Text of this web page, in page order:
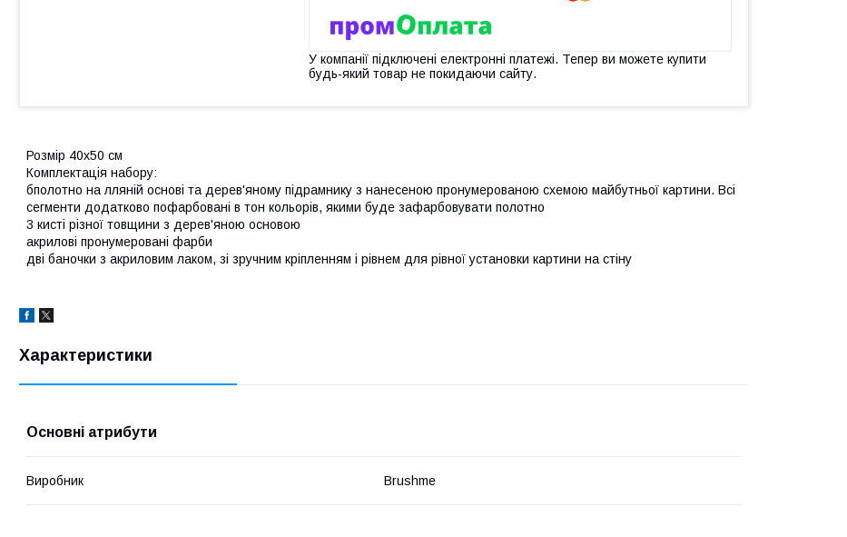
У компанії підключені електронні платежі. Тепер ви можете купити
будь-який товар не покидаючи сайту.
Розмір 40x50 см
Комплектація набору:
бполотно на лляній основі та дерев'яному підрамнику з нанесеною пронумерованою схемою майбутньої картини. Всі
сегменти додатково пофарбовані в тон кольорів, якими буде зафарбовувати полотно
3 кисті різної товщини з дерев'яною основою
акрилові пронумеровані фарби
дві баночки з акриловим лаком, зі зручним кріпленням і рівнем для рівної установки картини на стіну
Характеристики
Основні атрибути
Виробник Brushme